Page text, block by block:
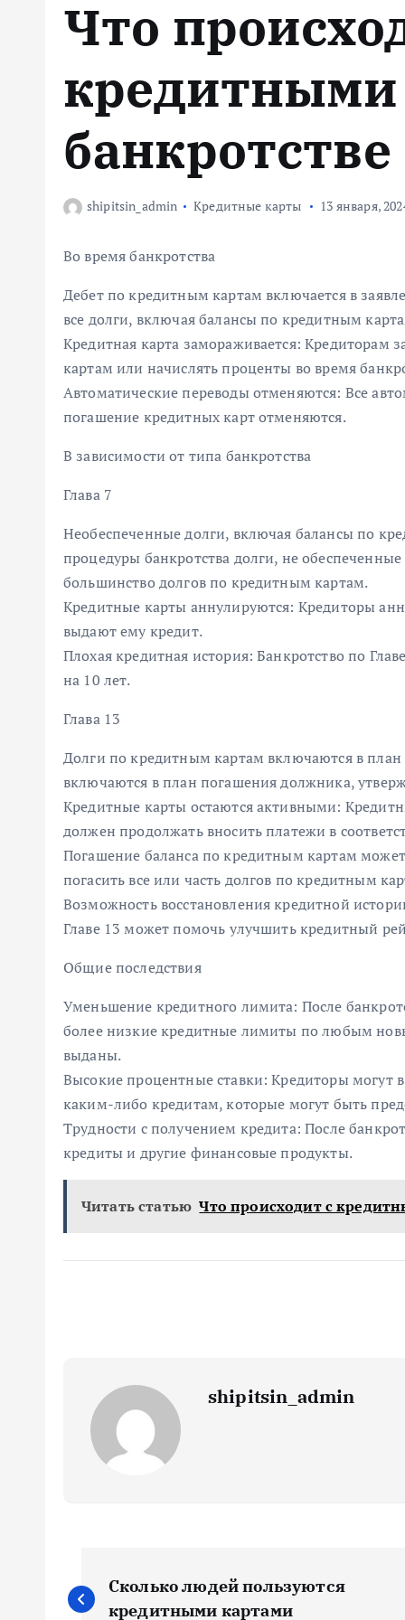
Что
банкротстве
shipitsin_admin Кредитные карты 13 января,
Во время банкротства
Дебет по кредитным картам включается в
все долги, включая балансы по кредитным
Кредитная карта замораживается: Кредиторам
картам или начислять проценты во время
Автоматические переводы отменяются: Все
погашение кредитных карт отменяются.
В зависимости от типа банкротства
Глава 7
Необеспеченные долги, включая балансы по
процедуры банкротства долги, не
большинство долгов по кредитным картам.
Кредитные карты аннулируются: Кредиторы
выдают ему кредит.
Плохая кредитная история: Банкротство по
на 10 лет.
Глава 13
Долги по кредитным картам включаются в
включаются в план погашения должника,
Кредитные карты остаются активными:
должен продолжать вносить платежи в
Погашение баланса по кредитным картам
погасить все или часть долгов по кредитным
Возможность восстановления кредитной
Главе 13 может помочь улучшить кредитный
Общие последствия
Уменьшение кредитного лимита: После
более низкие кредитные лимиты по любым
выданы.
Высокие процентные ставки: Кредиторы могут
каким-либо кредитам, которые могут быть
Трудности с получением кредита: После
кредиты и другие финансовые продукты.
Читать статью Что происходит с
shipitsin_admin
Н
Сколько людей пользуются
кредитными картами